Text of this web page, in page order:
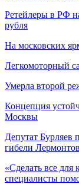
Ретейлеры в РФ
рубля
На московских
Легкомоторный
Умерла второй
Концепция
Москвы
Депутат Бурляев
гибели
«Сделать все
специалисты